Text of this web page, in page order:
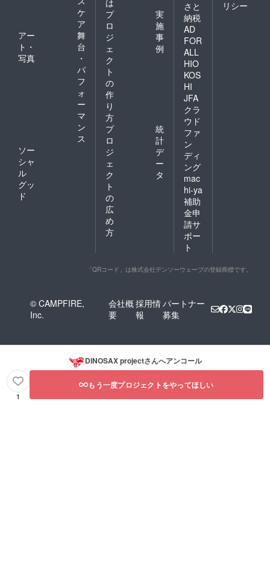
ケ
ア
アー
ト・
写真
舞
台
・
パ
フ
ォ
ー
マ
ン
ス
ソー
シャ
ル
グッ
ド
プ
ロ
ジ
ェ
ク
ト
の
作
り
方
実
施
事
例
プ
ロ
ジ
ェ
ク
ト
の
広
め
方
統
計
デ
ー
タ
さと
納税
AD
FOR
ALL
HIO
KOS
HI
JFA
クラ
ウド
ファ
ン
ディ
ング
mac
hi-ya
補助
金申
請サ
ポー
ト
リシー
「QRコード」は株式会社デンソーウェーブの登録商標です。
© CAMPFIRE,
Inc.
会社概
要
採用情
報
パートナー
募集
DINOSAX projectさんへアンコール
1
もう一度プロジェクトをやってほしい